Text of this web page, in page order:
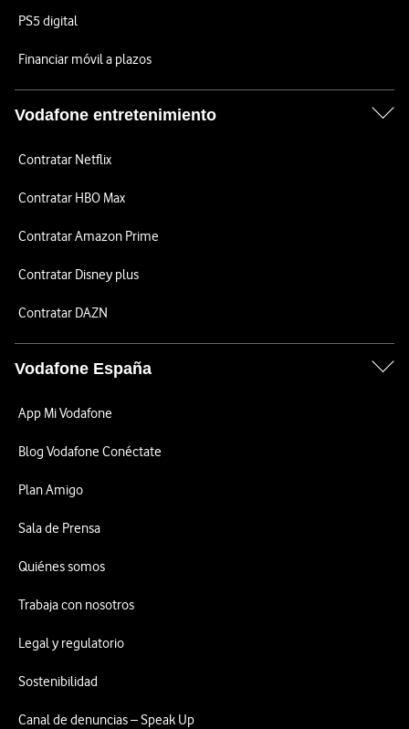
PS5 digital
Financiar móvil a plazos
Vodafone entretenimiento
Contratar Netflix
Contratar HBO Max
Contratar Amazon Prime
Contratar Disney plus
Contratar DAZN
Vodafone España
App Mi Vodafone
Blog Vodafone Conéctate
Plan Amigo
Sala de Prensa
Quiénes somos
Trabaja con nosotros
Legal y regulatorio
Sostenibilidad
Canal de denuncias – Speak Up